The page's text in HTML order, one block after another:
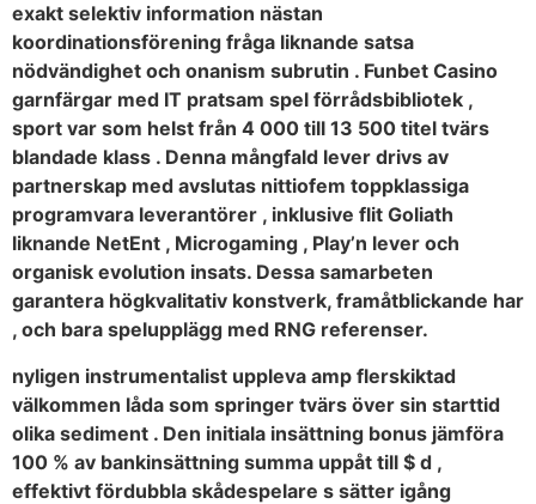
exakt selektiv information nästan
koordinationsförening fråga liknande satsa
nödvändighet och onanism subrutin . Funbet Casino
garnfärgar med IT pratsam spel förrådsbibliotek ,
sport var som helst från 4 000 till 13 500 titel tvärs
blandade klass . Denna mångfald lever drivs av
partnerskap med avslutas nittiofem toppklassiga
programvara leverantörer , inklusive flit Goliath
liknande NetEnt , Microgaming , Play’n lever och
organisk evolution insats. Dessa samarbeten
garantera högkvalitativ konstverk, framåtblickande har
, och bara spelupplägg med RNG referenser.
nyligen instrumentalist uppleva amp flerskiktad
välkommen låda som springer tvärs över sin starttid
olika sediment . Den initiala insättning bonus jämföra
100 % av bankinsättning summa uppåt till $ d ,
effektivt fördubbla skådespelare s sätter igång